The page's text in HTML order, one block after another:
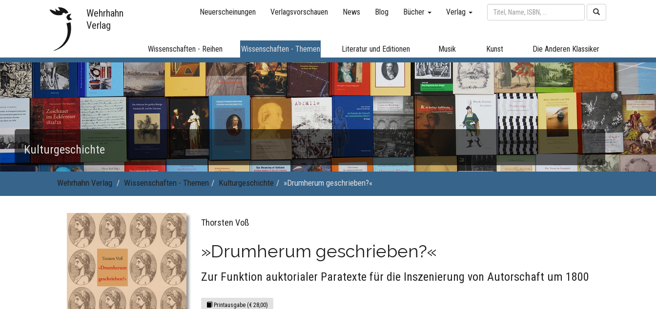
Wehrhahn
Verlag
Neuerscheinungen Verlagsvorschauen News Blog Bücher Verlag
Wissenschaften - Reihen Wissenschaften - Themen Literatur und Editionen Musik Kunst Die Anderen Klassiker
Kulturgeschichte
Wehrhahn Verlag Wissenschaften - Themen Kulturgeschichte »Drumherum geschrieben?«
Thorsten Voß
»Drumherum geschrieben?«
Zur Funktion auktorialer Paratexte für die Inszenierung von Autorschaft um 1800
Printausgabe (€ 28,00)